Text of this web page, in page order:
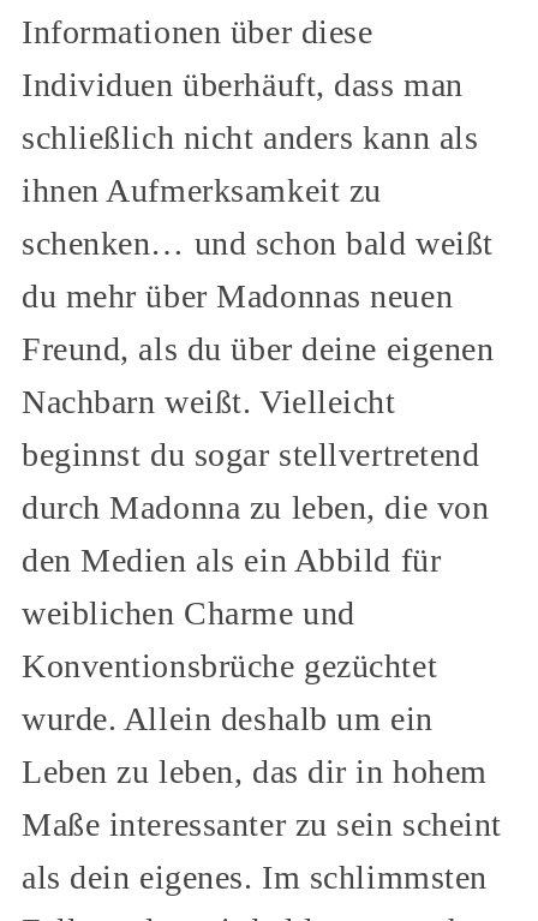
Informationen über diese
Individuen überhäuft, dass man
schließlich nicht anders kann als
ihnen Aufmerksamkeit zu
schenken… und schon bald weißt
du mehr über Madonnas neuen
Freund, als du über deine eigenen
Nachbarn weißt. Vielleicht
beginnst du sogar stellvertretend
durch Madonna zu leben, die von
den Medien als ein Abbild für
weiblichen Charme und
Konventionsbrüche gezüchtet
wurde. Allein deshalb um ein
Leben zu leben, das dir in hohem
Maße interessanter zu sein scheint
als dein eigenes. Im schlimmsten